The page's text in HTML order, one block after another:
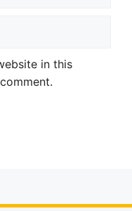
in this